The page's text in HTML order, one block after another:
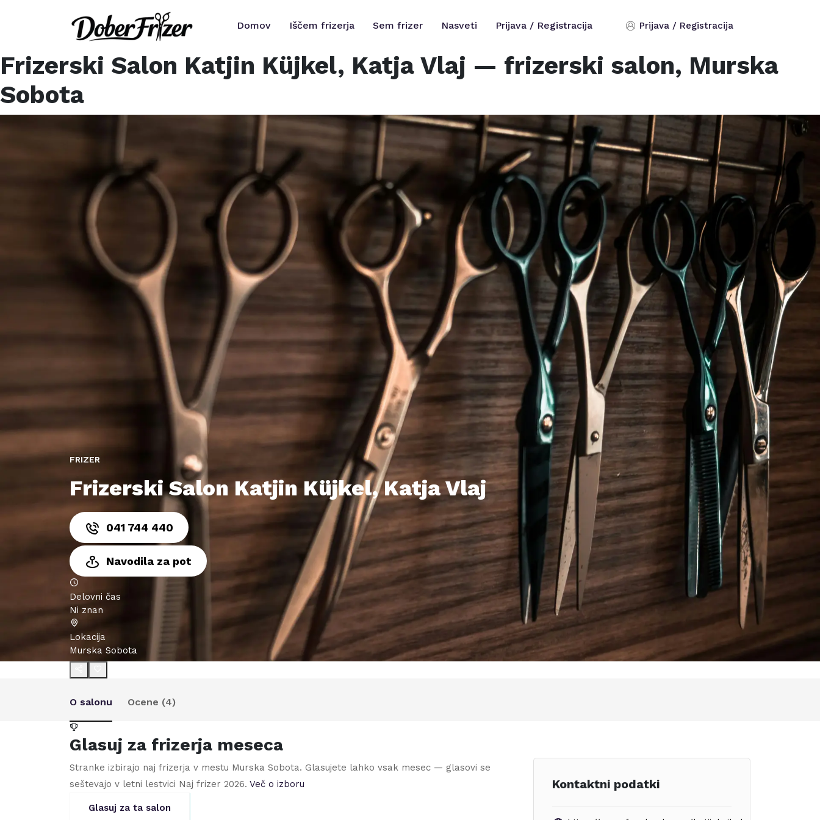
Domov Iščem frizerja Sem frizer Nasveti Prijava / Registracija Prijava / Registracija
Frizerski Salon Katjin Küjkel, Katja Vlaj — frizerski salon, Murska
Sobota
FRIZER
Frizerski Salon Katjin Küjkel, Katja Vlaj
041 744 440
Navodila za pot
Delovni čas
Ni znan
Lokacija
Murska Sobota
O salonu Ocene (4)
Glasuj za frizerja meseca
Stranke izbirajo naj frizerja v mestu Murska Sobota. Glasujete lahko vsak mesec — glasovi se
seštevajo v letni lestvici Naj frizer 2026. Več o izboru
Glasuj za ta salon
Kontaktni podatki